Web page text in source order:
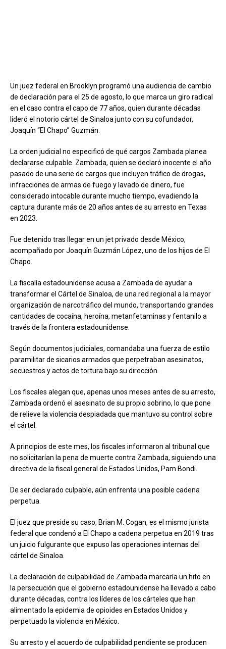
Un juez federal en Brooklyn programó una audiencia de cambio
de declaración para el 25 de agosto, lo que marca un giro radical
en el caso contra el capo de 77 años, quien durante décadas
lideró el notorio cártel de Sinaloa junto con su cofundador,
Joaquín “El Chapo” Guzmán.
La orden judicial no especificó de qué cargos Zambada planea
declararse culpable. Zambada, quien se declaró inocente el año
pasado de una serie de cargos que incluyen tráfico de drogas,
infracciones de armas de fuego y lavado de dinero, fue
considerado intocable durante mucho tiempo, evadiendo la
captura durante más de 20 años antes de su arresto en Texas
en 2023.
Fue detenido tras llegar en un jet privado desde México,
acompañado por Joaquín Guzmán López, uno de los hijos de El
Chapo.
La fiscalía estadounidense acusa a Zambada de ayudar a
transformar el Cártel de Sinaloa, de una red regional a la mayor
organización de narcotráfico del mundo, transportando grandes
cantidades de cocaína, heroína, metanfetaminas y fentanilo a
través de la frontera estadounidense.
Según documentos judiciales, comandaba una fuerza de estilo
paramilitar de sicarios armados que perpetraban asesinatos,
secuestros y actos de tortura bajo su dirección.
Los fiscales alegan que, apenas unos meses antes de su arresto,
Zambada ordenó el asesinato de su propio sobrino, lo que pone
de relieve la violencia despiadada que mantuvo su control sobre
el cártel.
A principios de este mes, los fiscales informaron al tribunal que
no solicitarían la pena de muerte contra Zambada, siguiendo una
directiva de la fiscal general de Estados Unidos, Pam Bondi.
De ser declarado culpable, aún enfrenta una posible cadena
perpetua.
El juez que preside su caso, Brian M. Cogan, es el mismo jurista
federal que condenó a El Chapo a cadena perpetua en 2019 tras
un juicio fulgurante que expuso las operaciones internas del
cártel de Sinaloa.
La declaración de culpabilidad de Zambada marcaría un hito en
la persecución que el gobierno estadounidense ha llevado a cabo
durante décadas, contra los líderes de los cárteles que han
alimentado la epidemia de opioides en Estados Unidos y
perpetuado la violencia en México.
Su arresto y el acuerdo de culpabilidad pendiente se producen